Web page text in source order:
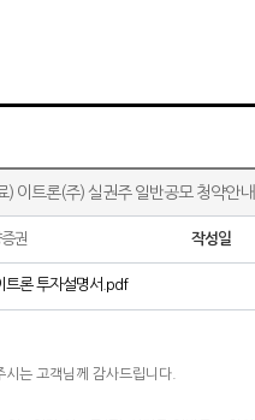
) 이트론(주) 실권주 일반공모 청약안내
권 작성일
트론 투자설명서.pdf
는 고객님께 감사드립니다.